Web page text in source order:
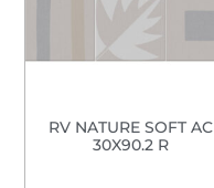
RV NATURE SOFT AC
30X90.2 R